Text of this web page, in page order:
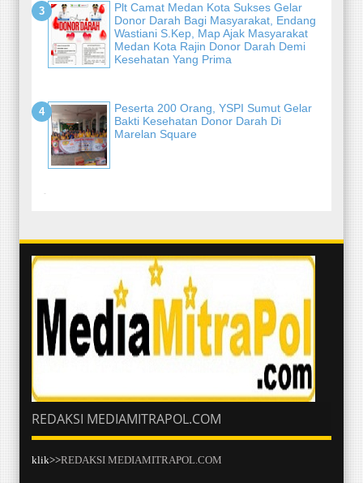
Plt Camat Medan Kota Sukses Gelar
Donor Darah Bagi Masyarakat, Endang
Wastiani S.Kep, Map Ajak Masyarakat
Medan Kota Rajin Donor Darah Demi
Kesehatan Yang Prima
Peserta 200 Orang, YSPI Sumut Gelar
Bakti Kesehatan Donor Darah Di
Marelan Square
-
REDAKSI MEDIAMITRAPOL.COM
klik>>REDAKSI MEDIAMITRAPOL.COM